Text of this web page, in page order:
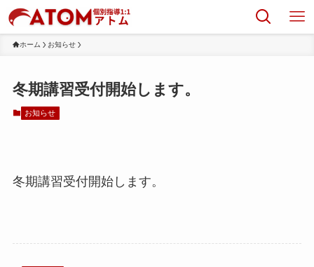
ホーム お知らせ
冬期講習受付開始します。
お知らせ
冬期講習受付開始します。